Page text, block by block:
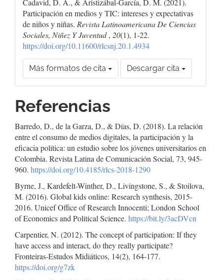
Cadavid, D. A., & Aristizábal-García, D. M. (2021).
Participación en medios y TIC: intereses y expectativas
de niños y niñas. Revista Latinoamericana De Ciencias
Sociales, Niñez Y Juventud, 20(1), 1-22.
https://doi.org/10.11600/rlcsnj.20.1.4934
Más formatos de cita Descargar cita
Referencias
Barredo, D., de la Garza, D., & Días, D. (2018). La relación
entre el consumo de medios digitales, la participación y la
eficacia política: un estudio sobre los jóvenes universitarios en
Colombia. Revista Latina de Comunicación Social, 73, 945-
960. https://doi.org/10.4185/rlcs-2018-1290
Byrne, J., Kardefelt-Winther, D., Livingstone, S., & Stoilova,
M. (2016). Global kids online: Research synthesis, 2015-
2016. Unicef Office of Research Innocenti; London School
of Economics and Political Science. https://bit.ly/3acDVcn
Carpentier, N. (2012). The concept of participation: If they
have access and interact, do they really participate?
Fronteiras-Estudos Midiáticos, 14(2), 164-177.
https://doi.org/g7zk